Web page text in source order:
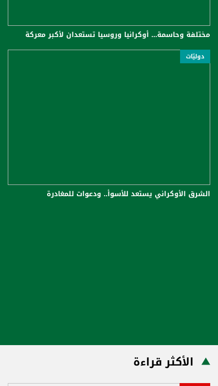
مختلفة وحاسمة... أوكرانيا وروسيا تستعدان لأكبر معركة
دوليّات
الشرق الأوكراني يستعد للأسوأ.. ودعوات للمغادرة
الأكثر قراءة